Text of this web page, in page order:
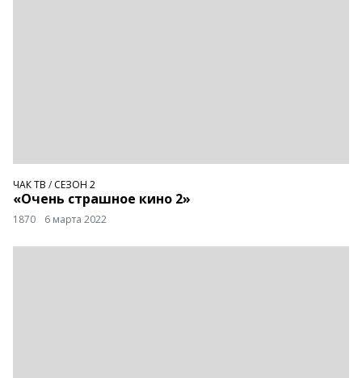
ЧАК ТВ / СЕЗОН 2
«Очень страшное кино 2»
1870 6 марта 2022